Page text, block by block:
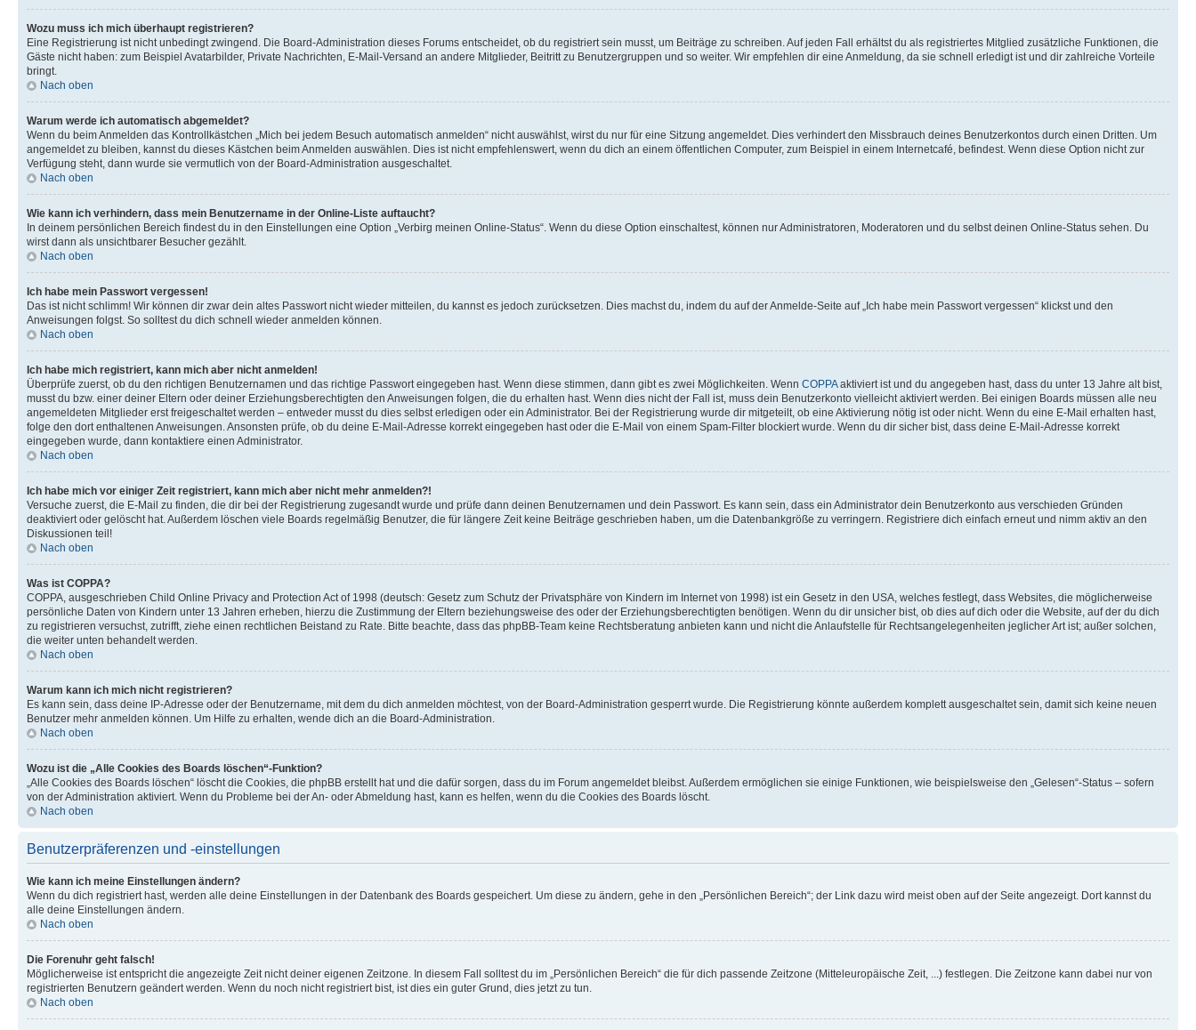
Wozu muss ich mich überhaupt registrieren?
Eine Registrierung ist nicht unbedingt zwingend. Die Board-Administration dieses Forums entscheidet, ob du registriert sein musst, um Beiträge zu schreiben. Auf jeden Fall erhältst du als registriertes Mitglied zusätzliche Funktionen, die
Gäste nicht haben: zum Beispiel Avatarbilder, Private Nachrichten, E-Mail-Versand an andere Mitglieder, Beitritt zu Benutzergruppen und so weiter. Wir empfehlen dir eine Anmeldung, da sie schnell erledigt ist und dir zahlreiche Vorteile
bringt.
Nach oben
Warum werde ich automatisch abgemeldet?
Wenn du beim Anmelden das Kontrollkästchen „Mich bei jedem Besuch automatisch anmelden“ nicht auswählst, wirst du nur für eine Sitzung angemeldet. Dies verhindert den Missbrauch deines Benutzerkontos durch einen Dritten. Um
angemeldet zu bleiben, kannst du dieses Kästchen beim Anmelden auswählen. Dies ist nicht empfehlenswert, wenn du dich an einem öffentlichen Computer, zum Beispiel in einem Internetcafé, befindest. Wenn diese Option nicht zur
Verfügung steht, dann wurde sie vermutlich von der Board-Administration ausgeschaltet.
Nach oben
Wie kann ich verhindern, dass mein Benutzername in der Online-Liste auftaucht?
In deinem persönlichen Bereich findest du in den Einstellungen eine Option „Verbirg meinen Online-Status“. Wenn du diese Option einschaltest, können nur Administratoren, Moderatoren und du selbst deinen Online-Status sehen. Du
wirst dann als unsichtbarer Besucher gezählt.
Nach oben
Ich habe mein Passwort vergessen!
Das ist nicht schlimm! Wir können dir zwar dein altes Passwort nicht wieder mitteilen, du kannst es jedoch zurücksetzen. Dies machst du, indem du auf der Anmelde-Seite auf „Ich habe mein Passwort vergessen“ klickst und den
Anweisungen folgst. So solltest du dich schnell wieder anmelden können.
Nach oben
Ich habe mich registriert, kann mich aber nicht anmelden!
Überprüfe zuerst, ob du den richtigen Benutzernamen und das richtige Passwort eingegeben hast. Wenn diese stimmen, dann gibt es zwei Möglichkeiten. Wenn COPPAaktiviert ist und du angegeben hast, dass du unter 13 Jahre alt bist,
musst du bzw. einer deiner Eltern oder deiner Erziehungsberechtigten den Anweisungen folgen, die du erhalten hast. Wenn dies nicht der Fall ist, muss dein Benutzerkonto vielleicht aktiviert werden. Bei einigen Boards müssen alle neu
angemeldeten Mitglieder erst freigeschaltet werden – entweder musst du dies selbst erledigen oder ein Administrator. Bei der Registrierung wurde dir mitgeteilt, ob eine Aktivierung nötig ist oder nicht. Wenn du eine E-Mail erhalten hast,
folge den dort enthaltenen Anweisungen. Ansonsten prüfe, ob du deine E-Mail-Adresse korrekt eingegeben hast oder die E-Mail von einem Spam-Filter blockiert wurde. Wenn du dir sicher bist, dass deine E-Mail-Adresse korrekt
eingegeben wurde, dann kontaktiere einen Administrator.
Nach oben
Ich habe mich vor einiger Zeit registriert, kann mich aber nicht mehr anmelden?!
Versuche zuerst, die E-Mail zu finden, die dir bei der Registrierung zugesandt wurde und prüfe dann deinen Benutzernamen und dein Passwort. Es kann sein, dass ein Administrator dein Benutzerkonto aus verschieden Gründen
deaktiviert oder gelöscht hat. Außerdem löschen viele Boards regelmäßig Benutzer, die für längere Zeit keine Beiträge geschrieben haben, um die Datenbankgröße zu verringern. Registriere dich einfach erneut und nimm aktiv an den
Diskussionen teil!
Nach oben
Was ist COPPA?
COPPA, ausgeschrieben Child Online Privacy and Protection Act of 1998 (deutsch: Gesetz zum Schutz der Privatsphäre von Kindern im Internet von 1998) ist ein Gesetz in den USA, welches festlegt, dass Websites, die möglicherweise
persönliche Daten von Kindern unter 13 Jahren erheben, hierzu die Zustimmung der Eltern beziehungsweise des oder der Erziehungsberechtigten benötigen. Wenn du dir unsicher bist, ob dies auf dich oder die Website, auf der du dich
zu registrieren versuchst, zutrifft, ziehe einen rechtlichen Beistand zu Rate. Bitte beachte, dass das phpBB-Team keine Rechtsberatung anbieten kann und nicht die Anlaufstelle für Rechtsangelegenheiten jeglicher Art ist; außer solchen,
die weiter unten behandelt werden.
Nach oben
Warum kann ich mich nicht registrieren?
Es kann sein, dass deine IP-Adresse oder der Benutzername, mit dem du dich anmelden möchtest, von der Board-Administration gesperrt wurde. Die Registrierung könnte außerdem komplett ausgeschaltet sein, damit sich keine neuen
Benutzer mehr anmelden können. Um Hilfe zu erhalten, wende dich an die Board-Administration.
Nach oben
Wozu ist die „Alle Cookies des Boards löschen“-Funktion?
„Alle Cookies des Boards löschen“ löscht die Cookies, die phpBB erstellt hat und die dafür sorgen, dass du im Forum angemeldet bleibst. Außerdem ermöglichen sie einige Funktionen, wie beispielsweise den „Gelesen“-Status – sofern
von der Administration aktiviert. Wenn du Probleme bei der An- oder Abmeldung hast, kann es helfen, wenn du die Cookies des Boards löscht.
Nach oben
Benutzerpräferenzen und -einstellungen
Wie kann ich meine Einstellungen ändern?
Wenn du dich registriert hast, werden alle deine Einstellungen in der Datenbank des Boards gespeichert. Um diese zu ändern, gehe in den „Persönlichen Bereich“; der Link dazu wird meist oben auf der Seite angezeigt. Dort kannst du
alle deine Einstellungen ändern.
Nach oben
Die Forenuhr geht falsch!
Möglicherweise ist entspricht die angezeigte Zeit nicht deiner eigenen Zeitzone. In diesem Fall solltest du im „Persönlichen Bereich“ die für dich passende Zeitzone (Mitteleuropäische Zeit, ...) festlegen. Die Zeitzone kann dabei nur von
registrierten Benutzern geändert werden. Wenn du noch nicht registriert bist, ist dies ein guter Grund, dies jetzt zu tun.
Nach oben